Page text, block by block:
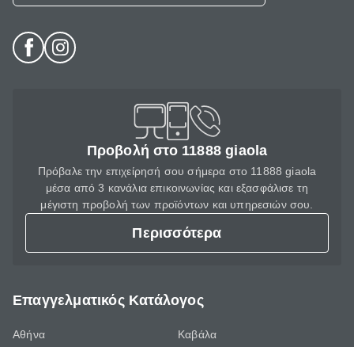
Προβολή στο 11888 giaola
Πρόβαλε την επιχείρησή σου σήμερα στο 11888 giaola
μέσα από 3 κανάλια επικοινωνίας και εξασφάλισε τη
μέγιστη προβολή των προϊόντων και υπηρεσιών σου.
Περισσότερα
Επαγγελματικός Κατάλογος
Αθήνα
Καβάλα